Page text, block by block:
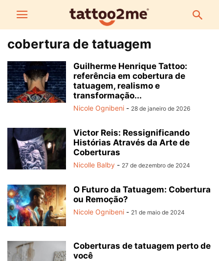
cobertura de tatuagem
Guilherme Henrique Tattoo:
referência em cobertura de
tatuagem, realismo e
transformação...
Nicole Ognibeni - 28 de janeiro de 2026
Victor Reis: Ressignificando
Histórias Através da Arte de
Coberturas
Nicolle Balby - 27 de dezembro de 2024
O Futuro da Tatuagem: Cobertura
ou Remoção?
Nicole Ognibeni - 21 de maio de 2024
Coberturas de tatuagem perto de
você